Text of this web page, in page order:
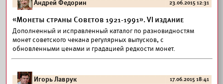
Андрей Федорин 23.06.2015 12:31
«Монеты страны Советов 1921-1991». VI издание
Дополненный и исправленный каталог по разновидностям
монет советского чекана регулярных выпусков, с
обновленными ценами и градацией редкости монет.
Игорь Лаврук 17.06.2015 18:41